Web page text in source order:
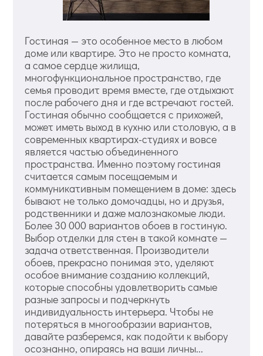
Гостиная — это особенное место в любом
доме или квартире. Это не просто комната,
а самое сердце жилища,
многофункциональное пространство, где
семья проводит время вместе, где отдыхают
после рабочего дня и где встречают гостей.
Гостиная обычно сообщается с прихожей,
может иметь выход в кухню или столовую, а в
современных квартирах-студиях и вовсе
является частью объединенного
пространства. Именно поэтому гостиная
считается самым посещаемым и
коммуникативным помещением в доме: здесь
бывают не только домочадцы, но и друзья,
родственники и даже малознакомые люди.
Более 30 000 вариантов обоев в гостиную.
Выбор отделки для стен в такой комнате —
задача ответственная. Производители
обоев, прекрасно понимая это, уделяют
особое внимание созданию коллекций,
которые способны удовлетворить самые
разные запросы и подчеркнуть
индивидуальность интерьера. Чтобы не
потеряться в многообразии вариантов,
давайте разберемся, как подойти к выбору
осознанно, опираясь на ваши личны...